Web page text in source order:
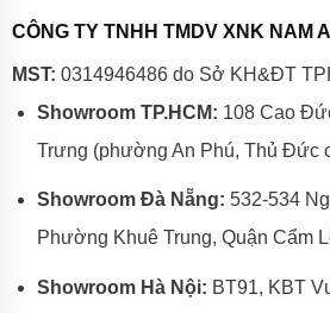
CÔNG TY TNHH TMDV XNK NAM
MST: 0314946486 do Sở KH&ĐT
Showroom TP.HCM: 108 Cao
Trưng (phường An Phú, Thủ Đức
Showroom Đà Nẵng: 532-534
Phường Khuê Trung, Quận Cẩm
Showroom Hà Nội: BT91, KBT